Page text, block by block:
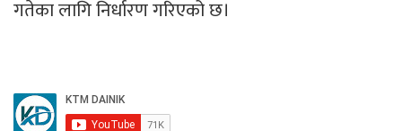
गतेका लागि निर्धारण गरिएको छ।